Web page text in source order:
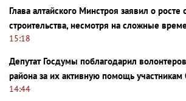
Глава алтайского Минстроя заявил о росте
строительства, несмотря на сложные
15:18
Депутат Госдумы поблагодарил
района за их активную помощь
14:44